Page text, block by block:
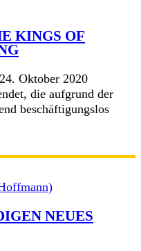
KINGS OF
24. Oktober 2020
die aufgrund der
beschäftigungslos
NEUES